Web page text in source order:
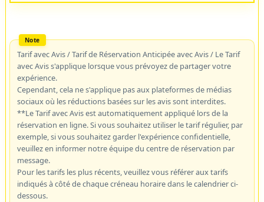
Tarif avec Avis / Tarif de Réservation Anticipée avec Avis / Le Tarif
avec Avis s'applique lorsque vous prévoyez de partager votre
expérience.
Cependant, cela ne s'applique pas aux plateformes de médias
sociaux où les réductions basées sur les avis sont interdites.
**Le Tarif avec Avis est automatiquement appliqué lors de la
réservation en ligne. Si vous souhaitez utiliser le tarif régulier, par
exemple, si vous souhaitez garder l'expérience confidentielle,
veuillez en informer notre équipe du centre de réservation par
message.
Pour les tarifs les plus récents, veuillez vous référer aux tarifs
indiqués à côté de chaque créneau horaire dans le calendrier ci-
dessous.